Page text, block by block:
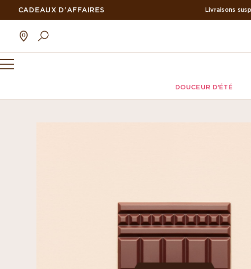
CADEAUX D'AFFAIRES
DOUCEUR D'ÉTÉ